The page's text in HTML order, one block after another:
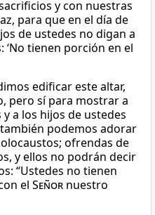
y con nuestras
para que en el día de
de ustedes no digan a
‘No tienen porción en el
edificar este altar,
pero sí para mostrar a
a los hijos de ustedes
podemos adorar
ofrendas de
y ellos no podrán decir
“Ustedes no tienen
el Señor nuestro